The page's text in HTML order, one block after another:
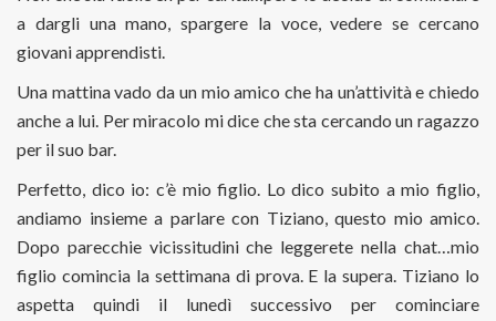
a dargli una mano, spargere la voce, vedere se cercano
giovani apprendisti.
Una mattina vado da un mio amico che ha un’attività e chiedo
anche a lui. Per miracolo mi dice che sta cercando un ragazzo
per il suo bar.
Perfetto, dico io: c’è mio figlio. Lo dico subito a mio figlio,
andiamo insieme a parlare con Tiziano, questo mio amico.
Dopo parecchie vicissitudini che leggerete nella chat…mio
figlio comincia la settimana di prova. E la supera. Tiziano lo
aspetta quindi il lunedì successivo per cominciare